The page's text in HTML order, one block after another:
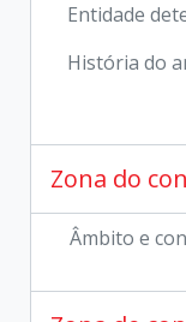
Entidade
História do
Zona do
Âmbito e